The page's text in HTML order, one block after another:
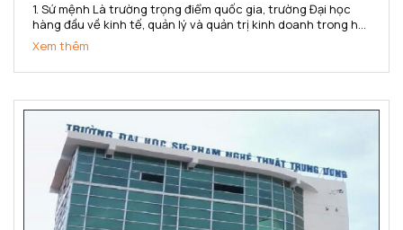
1. Sứ mệnh Là trường trọng điểm quốc gia, trường Đại học
hàng đầu về kinh tế, quản lý và quản trị kinh doanh trong hệ
thống các trường đại học của Việt Nam. Trường Đại học Kinh
tế Quốc dân có sứ mệnh cung cấp cho xã hội các sản...
Xem thêm